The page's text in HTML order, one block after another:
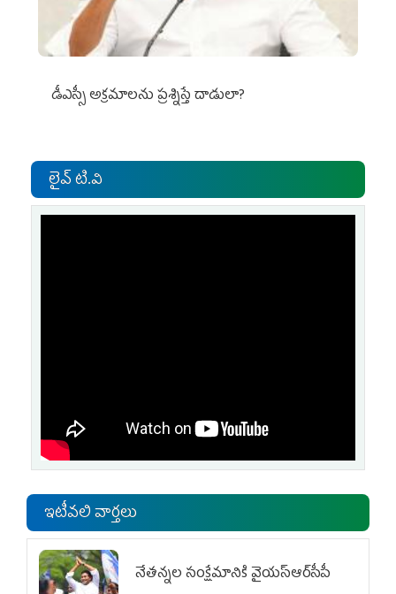
డీఎస్సీ అక్రమాలను ప్రశ్నిస్తే దాడులా?
లైవ్ టి.వి
ఇటీవలి వార్తలు
నేతన్నల సంక్షేమానికి వైయ‌స్ఆర్‌సీపీ